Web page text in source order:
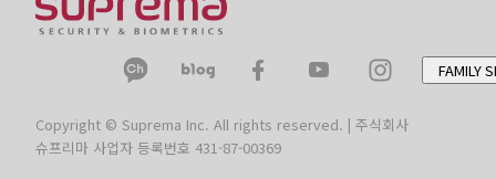
FAMILY
Copyright © Suprema Inc. All rights reserved. | 주식회사
슈프리마 사업자 등록번호 431-87-00369